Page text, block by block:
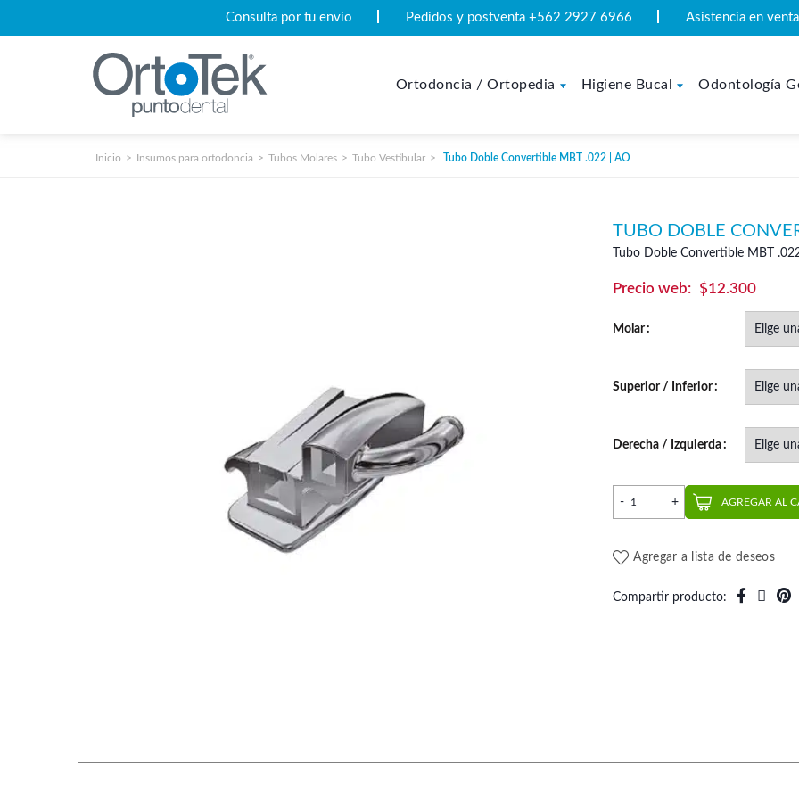
Consulta por tu envío Pedidos y postventa +562 2927 6966 Asistencia en
Ortodoncia / Ortopedia Higiene Bucal Odontología
Inicio Insumos para ortodoncia Tubos Molares Tubo Vestibular Tubo Doble Convertible MBT .022 | AO
TUBO DOBLE
Tubo Doble Convertible MBT
$12.300
Molar
Superior / Inferior
Derecha / Izquierda
Tubo Doble Convertible
AGREGAR AL
Agregar a lista de deseos
Compartir producto